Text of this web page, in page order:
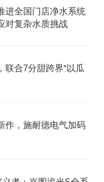
进全国门店净水系统
对复杂水质挑战
联合7分甜跨界“以瓜
作，施耐德电气加码